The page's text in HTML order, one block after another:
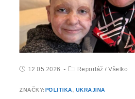
12.05.2026 Reportáž / Všetko
ZNAČKY:POLITIKA, UKRAJINA